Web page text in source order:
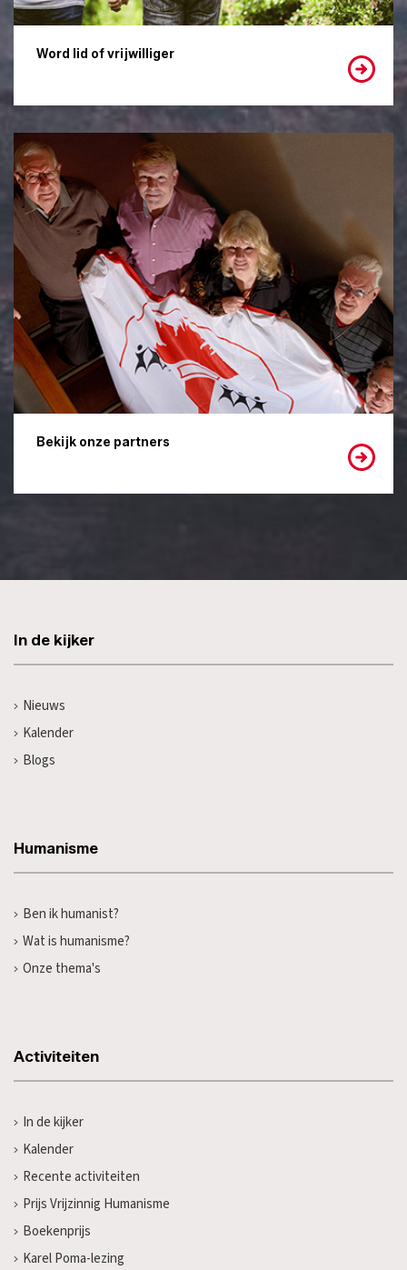
Word lid of vrijwilliger
Bekijk onze partners
In de kijker
Nieuws
Kalender
Blogs
Humanisme
Ben ik humanist?
Wat is humanisme?
Onze thema's
Activiteiten
In de kijker
Kalender
Recente activiteiten
Prijs Vrijzinnig Humanisme
Boekenprijs
Karel Poma-lezing